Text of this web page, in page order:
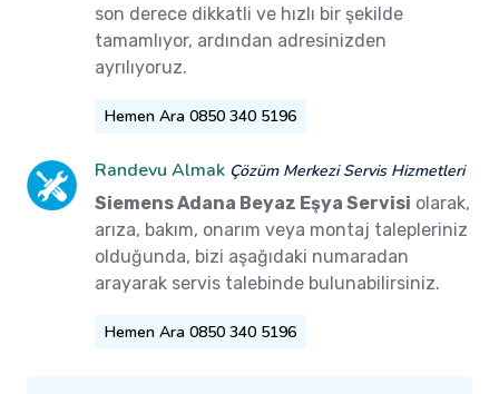
son derece dikkatli ve hızlı bir şekilde
tamamlıyor, ardından adresinizden
ayrılıyoruz.
Hemen Ara 0850 340 5196
Randevu Almak Çözüm Merkezi Servis Hizmetleri
Siemens Adana Beyaz Eşya Servisi olarak,
arıza, bakım, onarım veya montaj talepleriniz
olduğunda, bizi aşağıdaki numaradan
arayarak servis talebinde bulunabilirsiniz.
Hemen Ara 0850 340 5196